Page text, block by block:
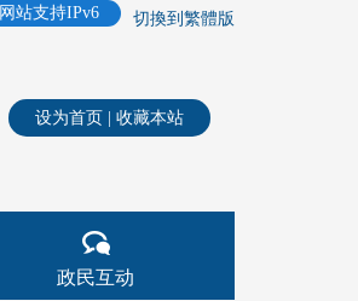
切換到繁體版
网站支持IPv6
设为首页 收藏本站
政民互动